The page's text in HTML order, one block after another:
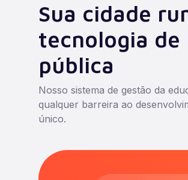
Sua cidade
tecnologia de
pública
Nosso sistema de gestão da
qualquer barreira ao
único.